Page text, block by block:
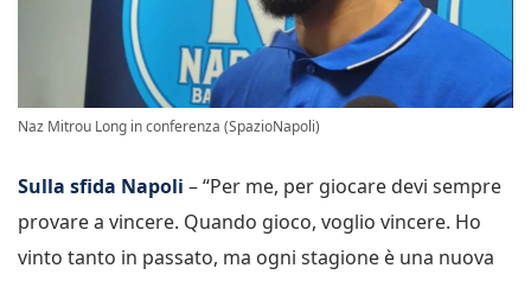
Naz Mitrou Long in conferenza (SpazioNapoli)
Sulla sfida Napoli – “Per me, per giocare devi sempre
provare a vincere. Quando gioco, voglio vincere. Ho
vinto tanto in passato, ma ogni stagione è una nuova